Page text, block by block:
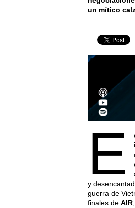
un mítico
E
y
guerra de
finales de AIR